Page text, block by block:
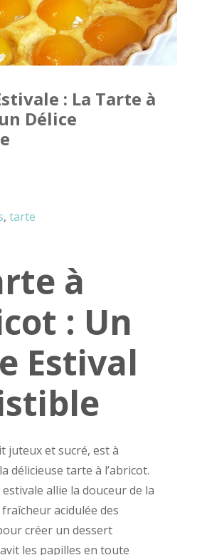
: La Tarte à
Délice
, tarte
à
: Un
Estival
juteux et sucré, est à
délicieuse tarte à l’abricot.
allie la douceur de la
acidulée des
créer un dessert
les papilles en toute